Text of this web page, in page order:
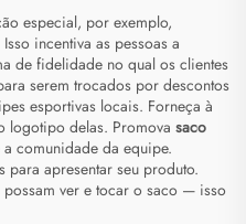
especial, por exemplo,
incentiva as pessoas a
de fidelidade no qual os clientes
serem trocados por descontos
esportivas locais. Forneça à
logotipo delas. Promova saco
comunidade da equipe.
para apresentar seu produto.
possam ver e tocar o saco — isso